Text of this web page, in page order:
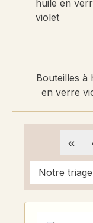
Bouteilles à
en verre